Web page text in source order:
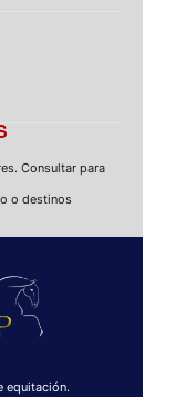
Consultar para
o destinos
equitación.